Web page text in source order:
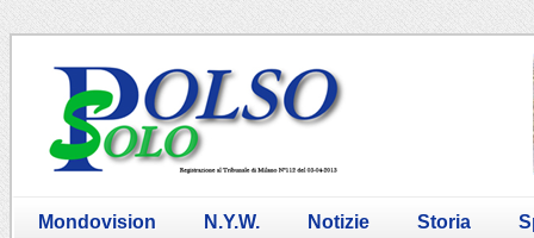
Mondovision N.Y.W. Notizie Storia